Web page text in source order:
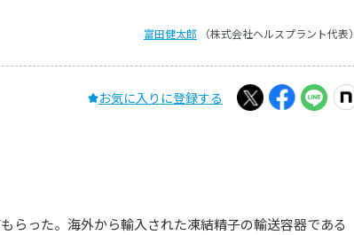
富田健太郎 （株式会社ヘルスプラント代表）
お気に入りに登録する
らった。海外から輸入された凍結精子の輸送容器である